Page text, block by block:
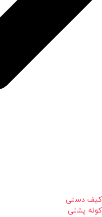
کیف دستی
کوله پشتی